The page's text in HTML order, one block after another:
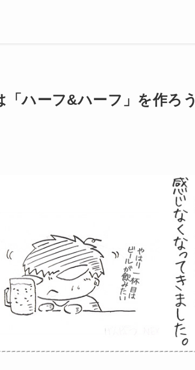
「ハーフ&ハーフ」を作ろ